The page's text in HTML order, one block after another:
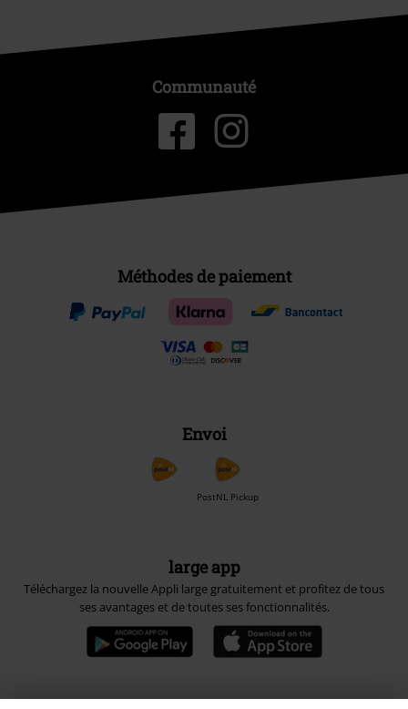
Communauté
Méthodes de paiement
Envoi
PostNL Pickup
large app
Téléchargez la nouvelle Appli large gratuitement et profitez de tous
ses avantages et de toutes ses fonctionnalités.